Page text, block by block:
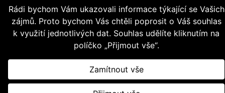
Čas: 17:00
Místo:Jestřábí chýše
soutěže, kapely, jídlo, pití bezva kalba
Copyright © 2026, Jestřábí jezdci z.s.
Rádi bychom Vám ukazovali informace týkající se Vašich
zájmů. Proto bychom Vás chtěli poprosit o Váš souhlas
k využití jednotlivých dat. Souhlas udělíte kliknutím na
políčko „Přijmout vše“.
Zamítnout vše